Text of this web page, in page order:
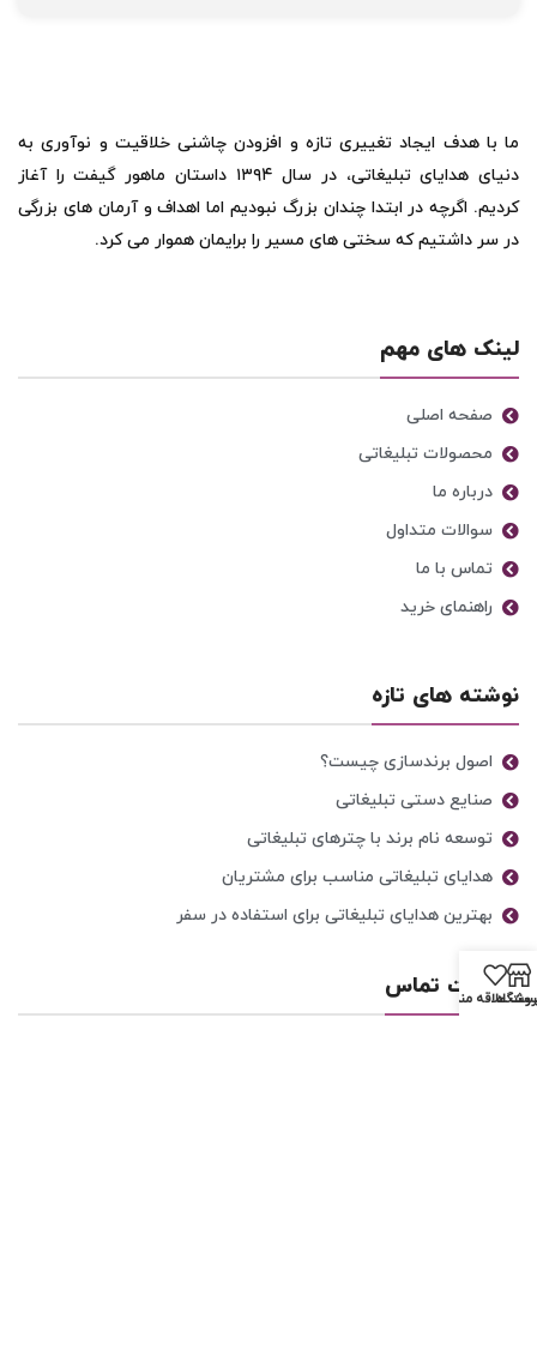
ما با هدف ایجاد تغییری تازه و افزودن چاشنی خلاقیت و نوآوری به
دنیای هدایای تبلیغاتی، در سال ۱۳۹۴ داستان ماهور گیفت را آغاز
کردیم. اگرچه در ابتدا چندان بزرگ نبودیم اما اهداف و آرمان های بزرگی
در سر داشتیم که سختی های مسیر را برایمان هموار می کرد.
لینک های مهم
صفحه اصلی
محصولات تبلیغاتی
درباره ما
سوالات متداول
تماس با ما
راهنمای خرید
نوشته های تازه
اصول برندسازی چیست؟
صنایع دستی تبلیغاتی
توسعه نام برند با چترهای تبلیغاتی
هدایای تبلیغاتی مناسب برای مشتریان
بهترین هدایای تبلیغاتی برای استفاده در سفر
اطلاعات تماس
علاقه مندی ها